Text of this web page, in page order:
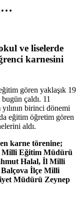
ve liselerde
karnesini
gören yaklaşık 19
çaldı. 11
birinci dönemi
eğitim öğretim gören
aldı.
karne törenine;
Milli Eğitim Müdürü
Halal, İl Milli
İlçe Milli
Müdürü Zeynep